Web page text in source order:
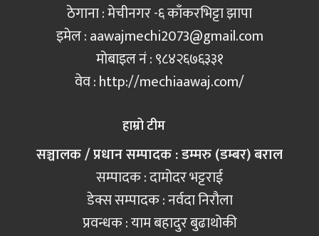
ठेगाना : मेचीनगर -६ काँकरभिट्टा झापा
इमेल :aawajmechi2073@gmail.com
मोबाइल नं‍ : ९८४२६७६३३१
वेव : http://mechiaawaj.com/
हाम्रो टीम
सञ्चालक / प्रधान सम्पादक : डम्मरु (डम्बर) बराल
सम्पादक : दामोदर भट्टराई
डेक्स सम्पादक : नर्वदा निरौला
प्रवन्धक : याम बहादुर बुढाथोकी